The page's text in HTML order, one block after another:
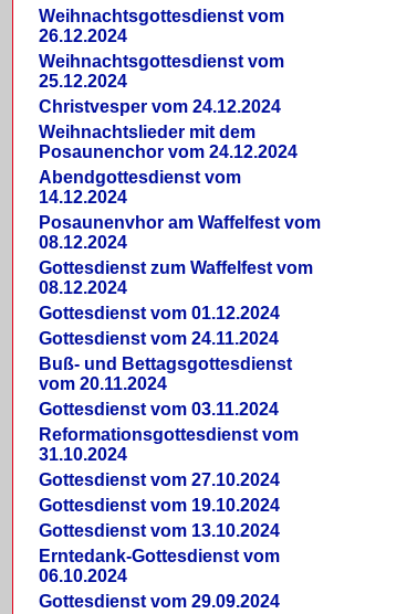
Weihnachtsgottesdienst vom
26.12.2024
Weihnachtsgottesdienst vom
25.12.2024
Christvesper vom 24.12.2024
Weihnachtslieder mit dem
Posaunenchor vom 24.12.2024
Abendgottesdienst vom
14.12.2024
Posaunenvhor am Waffelfest vom
08.12.2024
Gottesdienst zum Waffelfest vom
08.12.2024
Gottesdienst vom 01.12.2024
Gottesdienst vom 24.11.2024
Buß- und Bettagsgottesdienst
vom 20.11.2024
Gottesdienst vom 03.11.2024
Reformationsgottesdienst vom
31.10.2024
Gottesdienst vom 27.10.2024
Gottesdienst vom 19.10.2024
Gottesdienst vom 13.10.2024
Erntedank-Gottesdienst vom
06.10.2024
Gottesdienst vom 29.09.2024